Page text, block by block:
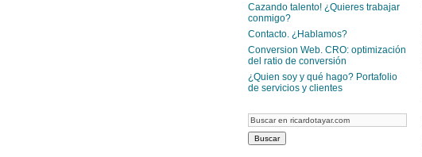
Cazando talento! ¿Quieres trabajar
conmigo?
Contacto. ¿Hablamos?
Conversion Web. CRO: optimización
del ratio de conversión
¿Quien soy y qué hago? Portafolio
de servicios y clientes